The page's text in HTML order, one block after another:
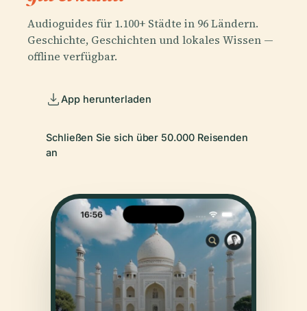
Audioguides für 1.100+ Städte in 96 Ländern.
Geschichte, Geschichten und lokales Wissen —
offline verfügbar.
App herunterladen
Schließen Sie sich über 50.000 Reisenden
an